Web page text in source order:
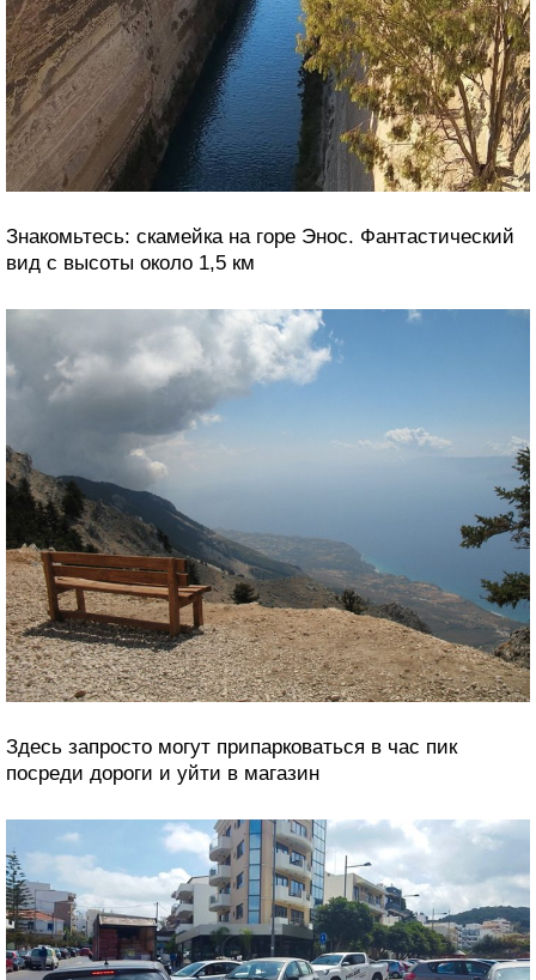
Знакомьтесь: скамейка на горе Энос. Фантастический
вид с высоты около 1,5 км
Здесь запросто могут припарковаться в час пик
посреди дороги и уйти в магазин